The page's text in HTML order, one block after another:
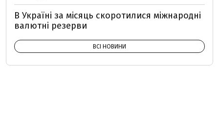
В Україні за місяць скоротилися міжнародні
валютні резерви
ВСІ НОВИНИ